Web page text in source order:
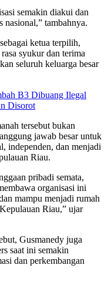
semakin diakui dan
nasional,” tambahnya.
ketua terpilih,
syukur dan terima
seluruh keluarga besar
B3 Dibuang Ilegal
Disorot
tersebut bukan
jawab besar untuk
independen, dan menjadi
Riau.
pribadi semata,
organisasi ini
mampu menjadi rumah
Riau,” ujar
Gusmanedy juga
saat ini semakin
dan perkembangan